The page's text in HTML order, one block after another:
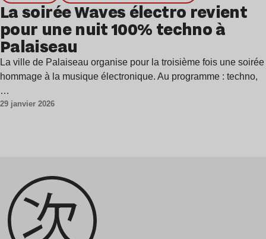
La soirée Waves électro revient
pour une nuit 100% techno à
Palaiseau
La ville de Palaiseau organise pour la troisième fois une soirée
hommage à la musique électronique. Au programme : techno,
…
29 janvier 2026